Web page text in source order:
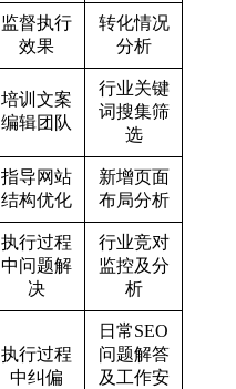
监督执行
效果
转化情况
分析
培训文案
编辑团队
行业关键
词搜集筛
选
指导网站
结构优化
新增页面
布局分析
执行过程
中问题解
决
行业竞对
监控及分
析
执行过程
中纠偏
日常SEO
问题解答
及工作安